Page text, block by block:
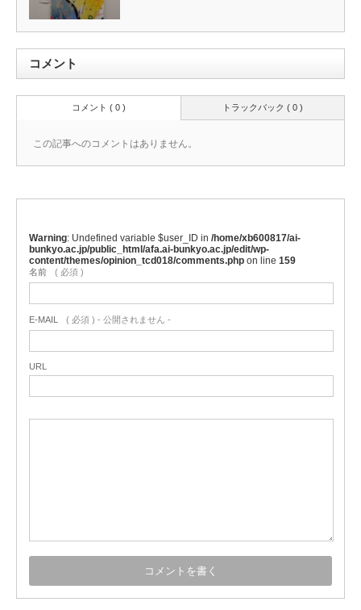
コメント
トラックバック ( 0 )
コメント ( 0 )
この記事へのコメントはありません。
Warning : Undefined variable $user_ID in /home/xb600817/ai-
bunkyo.ac.jp/public_html/afa.ai-bunkyo.ac.jp/edit/wp-
content/themes/opinion_tcd018/comments.php on line 159
名前 ( 必須 )
E-MAIL ( 必須 ) - 公開されません -
URL